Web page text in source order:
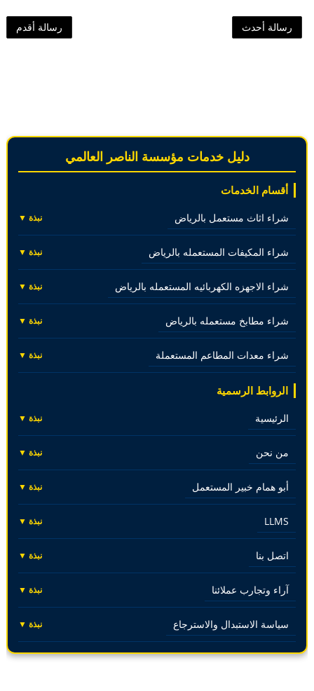
رسالة أحدث رسالة أقدم
دليل خدمات مؤسسة الناصر العالمي
أقسام الخدمات
شراء اثاث مستعمل بالرياض نبذة ▼
شراء المكيفات المستعمله بالرياض نبذة ▼
شراء الاجهزه الكهربائيه المستعمله بالرياض نبذة ▼
شراء مطابخ مستعمله بالرياض نبذة ▼
شراء معدات المطاعم المستعملة نبذة ▼
الروابط الرسمية
الرئيسية نبذة ▼
من نحن نبذة ▼
أبو همام خبير المستعمل نبذة ▼
LLMS نبذة ▼
اتصل بنا نبذة ▼
آراء وتجارب عملائنا نبذة ▼
سياسة الاستبدال والاسترجاع نبذة ▼